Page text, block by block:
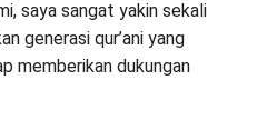
saya sangat yakin sekali
generasi qur’ani yang
memberikan dukungan